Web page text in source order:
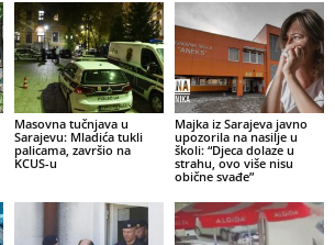
Masovna tučnjava u
Sarajevu: Mladića tukli
palicama, završio na
KCUS-u
Majka iz Sarajeva javno
upozorila na nasilje u
školi: “Djeca dolaze u
strahu, ovo više nisu
obične svađe”